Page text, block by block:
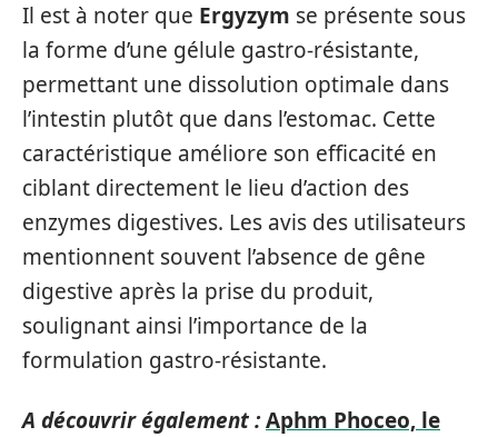
Il est à noter que Ergyzym se présente sous
la forme d’une gélule gastro-résistante,
permettant une dissolution optimale dans
l’intestin plutôt que dans l’estomac. Cette
caractéristique améliore son efficacité en
ciblant directement le lieu d’action des
enzymes digestives. Les avis des utilisateurs
mentionnent souvent l’absence de gêne
digestive après la prise du produit,
soulignant ainsi l’importance de la
formulation gastro-résistante.
A découvrir également :Aphm Phoceo, le